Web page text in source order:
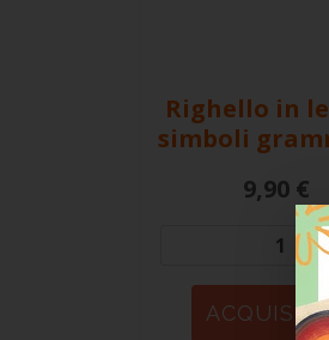
Righello in
simboli
9,90 €